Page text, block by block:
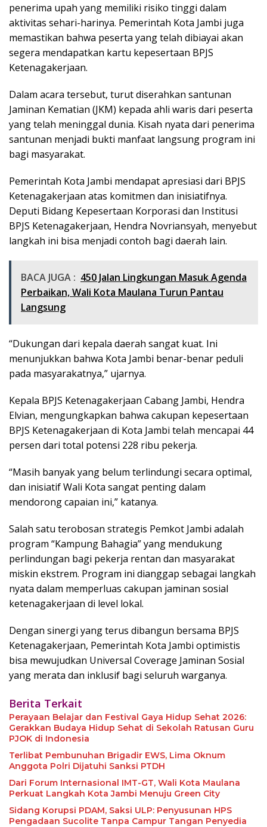
penerima upah yang memiliki risiko tinggi dalam
aktivitas sehari-harinya. Pemerintah Kota Jambi juga
memastikan bahwa peserta yang telah dibiayai akan
segera mendapatkan kartu kepesertaan BPJS
Ketenagakerjaan.
Dalam acara tersebut, turut diserahkan santunan
Jaminan Kematian (JKM) kepada ahli waris dari peserta
yang telah meninggal dunia. Kisah nyata dari penerima
santunan menjadi bukti manfaat langsung program ini
bagi masyarakat.
Pemerintah Kota Jambi mendapat apresiasi dari BPJS
Ketenagakerjaan atas komitmen dan inisiatifnya.
Deputi Bidang Kepesertaan Korporasi dan Institusi
BPJS Ketenagakerjaan, Hendra Novriansyah, menyebut
langkah ini bisa menjadi contoh bagi daerah lain.
BACA JUGA : 450 Jalan Lingkungan Masuk Agenda
Perbaikan, Wali Kota Maulana Turun Pantau
Langsung
“Dukungan dari kepala daerah sangat kuat. Ini
menunjukkan bahwa Kota Jambi benar-benar peduli
pada masyarakatnya,” ujarnya.
Kepala BPJS Ketenagakerjaan Cabang Jambi, Hendra
Elvian, mengungkapkan bahwa cakupan kepesertaan
BPJS Ketenagakerjaan di Kota Jambi telah mencapai 44
persen dari total potensi 228 ribu pekerja.
“Masih banyak yang belum terlindungi secara optimal,
dan inisiatif Wali Kota sangat penting dalam
mendorong capaian ini,” katanya.
Salah satu terobosan strategis Pemkot Jambi adalah
program “Kampung Bahagia” yang mendukung
perlindungan bagi pekerja rentan dan masyarakat
miskin ekstrem. Program ini dianggap sebagai langkah
nyata dalam memperluas cakupan jaminan sosial
ketenagakerjaan di level lokal.
Dengan sinergi yang terus dibangun bersama BPJS
Ketenagakerjaan, Pemerintah Kota Jambi optimistis
bisa mewujudkan Universal Coverage Jaminan Sosial
yang merata dan inklusif bagi seluruh warganya.
Berita Terkait
Perayaan Belajar dan Festival Gaya Hidup Sehat 2026:
Gerakkan Budaya Hidup Sehat di Sekolah Ratusan Guru
PJOK di Indonesia
Terlibat Pembunuhan Brigadir EWS, Lima Oknum
Anggota Polri Dijatuhi Sanksi PTDH
Dari Forum Internasional IMT-GT, Wali Kota Maulana
Perkuat Langkah Kota Jambi Menuju Green City
Sidang Korupsi PDAM, Saksi ULP: Penyusunan HPS
Pengadaan Sucolite Tanpa Campur Tangan Penyedia